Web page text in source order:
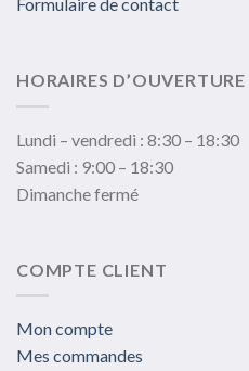
Formulaire de contact
HORAIRES D’OUVERTURE
Lundi – vendredi : 8:30 – 18:30
Samedi : 9:00 – 18:30
Dimanche fermé
COMPTE CLIENT
Mon compte
Mes commandes